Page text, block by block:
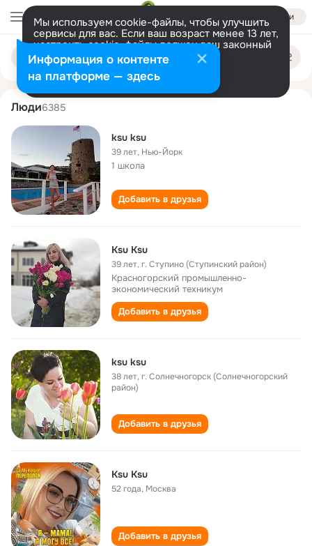
Войти
Мы используем cookie-файлы, чтобы улучшить
сервисы для вас. Если ваш возраст менее 13 лет,
настроить cookie-файлы должен ваш законный
представитель. Больше информации
Разрешить все Настроить
Поиск
людям
ksu ksu
Люди6385
ksu ksu
39 лет, Нью-Йорк
1 школа
Добавить в друзья
Ksu Ksu
39 лет,г. Ступино (Ступинский район)
Красногорский промышленно-
экономический техникум
Добавить в друзья
ksu ksu
38 лет,г. Солнечногорск (Солнечногорский
район)
Добавить в друзья
Ksu Ksu
52 года, Москва
Добавить в друзья
Информация о контенте
на платформе — здесь